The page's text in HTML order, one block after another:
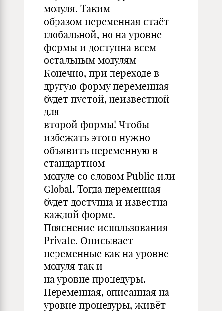
модуля. Таким
образом переменная стаёт
глобальной, но на уровне
формы и доступна всем
остальным модулям
Конечно, при переходе в
другую форму переменная
будет пустой, неизвестной
для
второй формы! Чтобы
избежать этого нужно
объявить переменную в
стандартном
модуле со словом Public или
Global. Тогда переменная
будет доступна и известна
каждой форме.
Пояснение использования
Private. Описывает
переменные как на уровне
модуля так и
на уровне процедуры.
Переменная, описанная на
уровне процедуры, живёт